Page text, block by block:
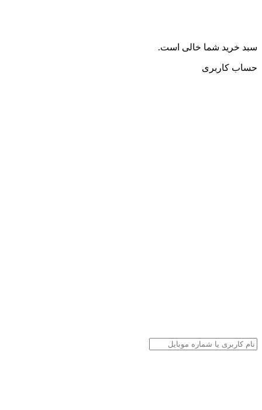
سبد خرید شما خالی است.
حساب کاربری